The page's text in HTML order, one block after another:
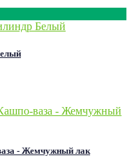
- Жемчужный лак